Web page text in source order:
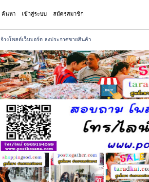
ค้นหา เข้าสู่ระบบ สมัครสมาชิก
างโพสต์เว็บบอร์ด ลงประกาศขายสินค้า